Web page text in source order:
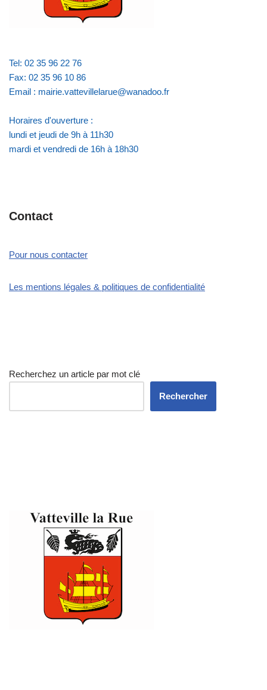
Tel: 02 35 96 22 76
Fax: 02 35 96 10 86
Email : mairie.vattevillelarue@wanadoo.fr
Horaires d'ouverture :
lundi et jeudi de 9h à 11h30
mardi et vendredi de 16h à 18h30
Contact
Pour nous contacter
Les mentions légales & politiques de confidentialité
Recherchez un article par mot clé
Rechercher